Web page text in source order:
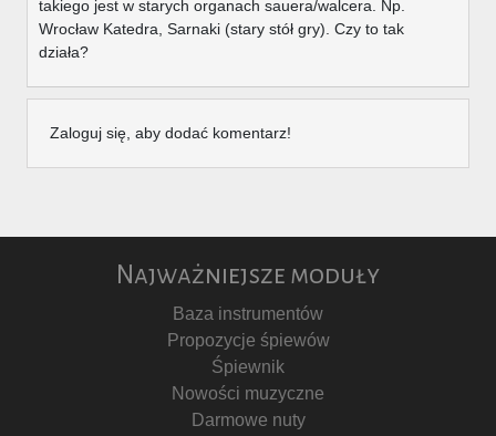
takiego jest w starych organach sauera/walcera. Np.
Wrocław Katedra, Sarnaki (stary stół gry). Czy to tak
działa?
Zaloguj się, aby dodać komentarz!
Najważniejsze moduły
Baza instrumentów
Propozycje śpiewów
Śpiewnik
Nowości muzyczne
Darmowe nuty